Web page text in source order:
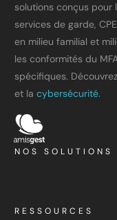
solutions conçus pour
services de garde,
en milieu familial et
les conformités du
spécifiques.
et la cybersécurité.
NOS SOLUTIONS
RESSOURCES